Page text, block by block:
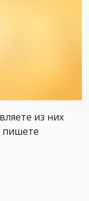
из них
пишете